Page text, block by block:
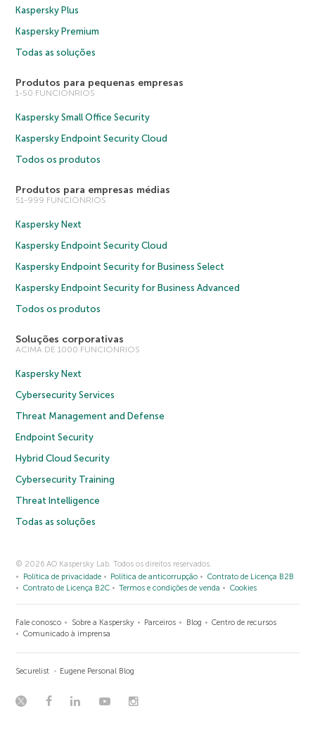
Kaspersky Plus
Kaspersky Premium
Todas as soluções
Produtos para pequenas empresas
1-50 FUNCIONRIOS
Kaspersky Small Office Security
Kaspersky Endpoint Security Cloud
Todos os produtos
Produtos para empresas médias
51-999 FUNCIONRIOS
Kaspersky Next
Kaspersky Endpoint Security Cloud
Kaspersky Endpoint Security for Business Select
Kaspersky Endpoint Security for Business Advanced
Todos os produtos
Soluções corporativas
ACIMA DE 1000 FUNCIONRIOS
Kaspersky Next
Cybersecurity Services
Threat Management and Defense
Endpoint Security
Hybrid Cloud Security
Cybersecurity Training
Threat Intelligence
Todas as soluções
© 2026 AO Kaspersky Lab. Todos os direitos reservados.
Política de privacidade
Política de anticorrupção
Contrato de Licença B2B
Contrato de Licença B2C
Termos e condições de venda Cookies
Fale conosco Sobre a Kaspersky Parceiros Blog
Centro de recursos
Comunicado à imprensa
Securelist Eugene Personal Blog